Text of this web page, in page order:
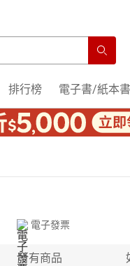
排行榜 電子書/紙本書
電子發票
所有商品